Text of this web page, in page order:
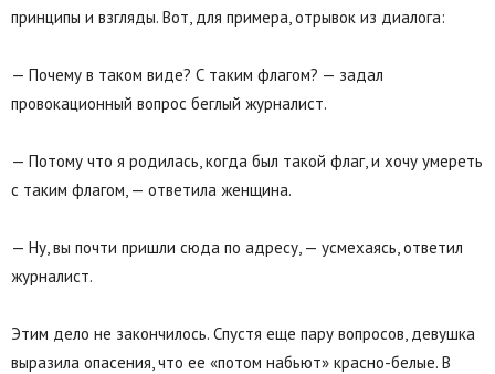
принципы и взгляды. Вот, для примера, отрывок из диалога:
— Почему в таком виде? С таким флагом? — задал
провокационный вопрос беглый журналист.
— Потому что я родилась, когда был такой флаг, и хочу умереть
с таким флагом, — ответила женщина.
— Ну, вы почти пришли сюда по адресу, — усмехаясь, ответил
журналист.
Этим дело не закончилось. Спустя еще пару вопросов, девушка
выразила опасения, что ее «потом набьют» красно-белые. В